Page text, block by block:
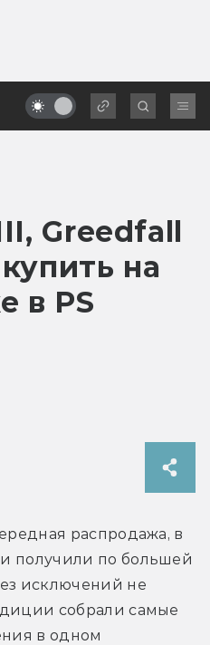
Greedfall
на
в PS
распродажа, в
получили по большей
исключений не
собрали самые
в одном